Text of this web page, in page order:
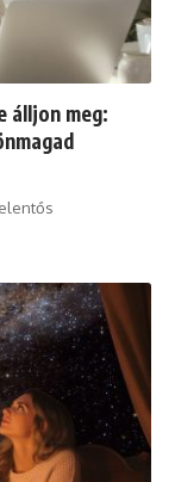
álljon meg: